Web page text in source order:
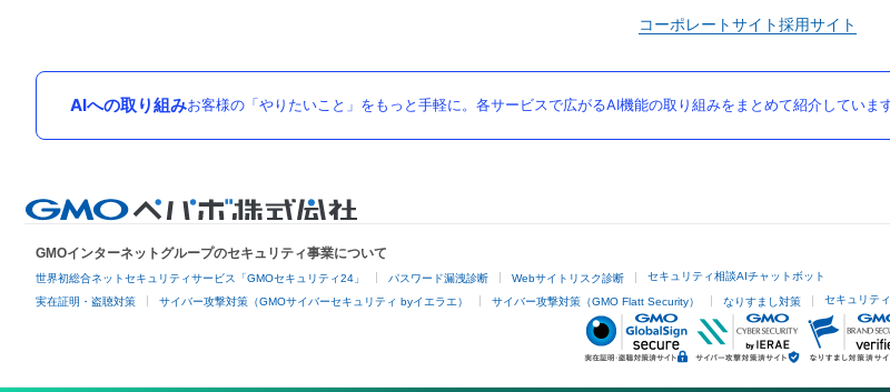
コーポレートサイト採用サイト
AIへの取り組みお客様の「やりたいこと」をもっと手軽に。各サービスで広がるAI機能の取り組みをまとめて紹介しています
GMOインターネットグループのセキュリティ事業について
世界初総合ネットセキュリティサービス「GMOセキュリティ24」 パスワード漏洩診断 Webサイトリスク診断 セキュリティ相談AIチャットボット
実在証明・盗聴対策 サイバー攻撃対策（GMOサイバーセキュリティ byイエラエ） サイバー攻撃対策（GMO Flatt Security） なりすまし対策 セキュリテ